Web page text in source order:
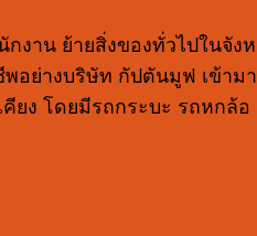
งาน ย้ายสิ่งของทั่วไปในจัง
อย่างบริษัท กัปตันมูฟ เข้าม
คียง โดยมีรถกระบะ รถหก